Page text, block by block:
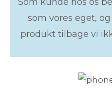
Som kunde hos os
som vores eget,
produkt tilbage vi